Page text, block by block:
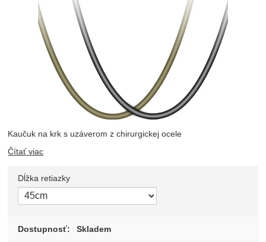
Kaučuk na krk s uzáverom z chirurgickej ocele
Čítať viac
Zvoľte variant
Dĺžka retiazky
Dostupnosť: Skladem